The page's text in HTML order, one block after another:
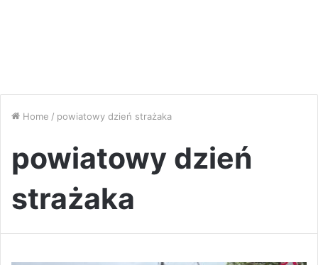
Home / powiatowy dzień strażaka
powiatowy dzień
strażaka